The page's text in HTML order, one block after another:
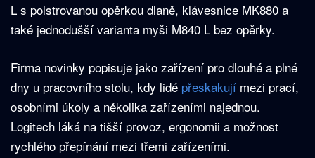
L s polstrovanou opěrkou dlaně, klávesnice MK880 a
také jednodušší varianta myši M840 L bez opěrky.
Firma novinky popisuje jako zařízení pro dlouhé a plné
dny u pracovního stolu, kdy lidé přeskakují mezi prací,
osobními úkoly a několika zařízeními najednou.
Logitech láká na tišší provoz, ergonomii a možnost
rychlého přepínání mezi třemi zařízeními.